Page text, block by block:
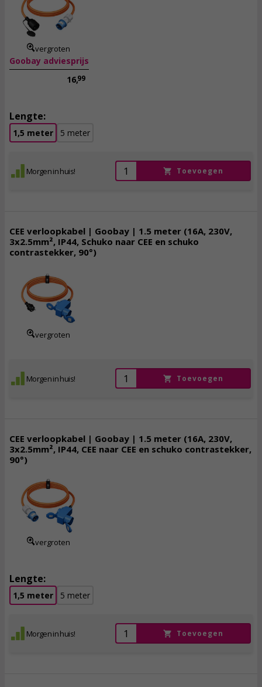
vergroten
Goobay adviesprijs
16,99
Lengte:
1,5 meter 5 meter
Morgen in huis! Toevoegen
CEE verloopkabel | Goobay | 1.5 meter (16A, 230V,
3x2.5mm², IP44, Schuko naar CEE en schuko
contrastekker, 90°)
vergroten
Morgen in huis! Toevoegen
CEE verloopkabel | Goobay | 1.5 meter (16A, 230V,
3x2.5mm², IP44, CEE naar CEE en schuko contrastekker,
90°)
vergroten
Lengte:
1,5 meter 5 meter
Morgen in huis! Toevoegen